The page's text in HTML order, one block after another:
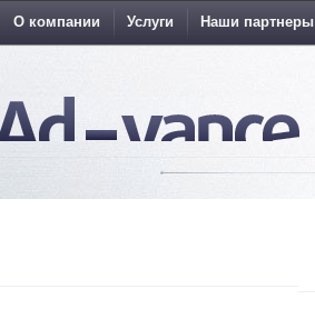
О компании Услуги Наши партнеры